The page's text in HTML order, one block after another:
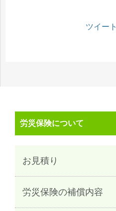
ツイート
労災保険について
お見積り
労災保険の補償内容